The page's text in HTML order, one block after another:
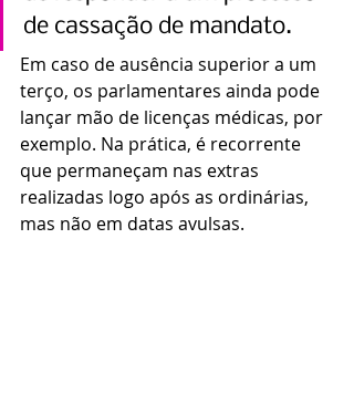
de cassação de mandato.
Em caso de ausência superior a um
terço, os parlamentares ainda pode
lançar mão de licenças médicas, por
exemplo. Na prática, é recorrente
que permaneçam nas extras
realizadas logo após as ordinárias,
mas não em datas avulsas.